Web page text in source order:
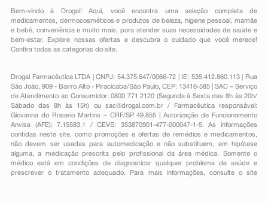
Bem-vindo à Drogal! Aqui, você encontra uma seleção completa de
medicamentos , dermocosméticos e produtos de beleza, higiene pessoal ,mamãe
e bebê, conveniênciae muito mais, para atender suas necessidades de saúde e
bem-estar. Explore nossas ofertas e descubra o cuidado que você merece!
Confira todas as categorias do site.
Drogal Farmacêutica LTDA | CNPJ: 54.375.647/0066-72 | IE: 535.412.860.113 | Rua
São João, 909 - Bairro Alto - Piracicaba/São Paulo, CEP: 13416-585 | SAC – Serviço
de Atendimento ao Consumidor: 0800 771 2120 (Segunda à Sexta das 8h às 20h/
Sábado das 8h às 15h) ou sac@drogal.com.br/ Farmacêutica responsável:
Giovanna do Rosario Martins – CRF/SP 49.855 | Autorização de Funcionamento
Anvisa (AFE): 7.15583.1 / CEVS: 353870901-477-000047-1-5. As informações
contidas neste site, como promoções e ofertas de remédios e medicamentos,
não devem ser usadas para automedicação e não substituem, em hipótese
alguma, a medicação prescrita pelo profissional da área médica. Somente o
médico está em condições de diagnosticar qualquer problema de saúde e
prescrever o tratamento adequado. Para mais informações, consulte o site